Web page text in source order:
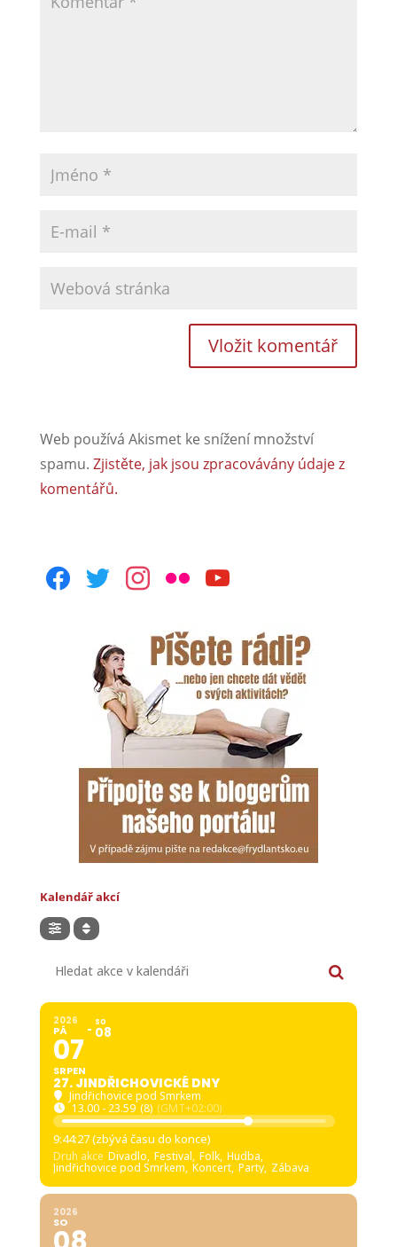
Web používá Akismet ke snížení množství
spamu. Zjistěte, jak jsou zpracovávány údaje z
komentářů.
facebooktwitterinstagram
flickr youtube
Kalendář akcí
2026
PÁ
07
SRPEN
SO
08
27. JINDŘICHOVICKÉ DNY
Jindřichovice pod Smrkem
13.00 - 23.59 (8) (GMT+02:00)
9:44:25 (zbývá času do konce)
Druh akce Divadlo, Festival, Folk, Hudba,
Jindřichovice pod Smrkem, Koncert, Party, Zábava
2026
SO